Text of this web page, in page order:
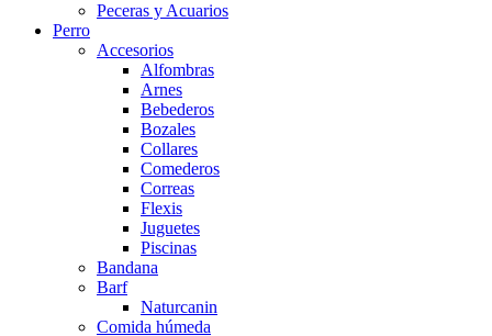
Peceras y Acuarios
Perro
Accesorios
Alfombras
Arnes
Bebederos
Bozales
Collares
Comederos
Correas
Flexis
Juguetes
Piscinas
Bandana
Barf
Naturcanin
Comida húmeda